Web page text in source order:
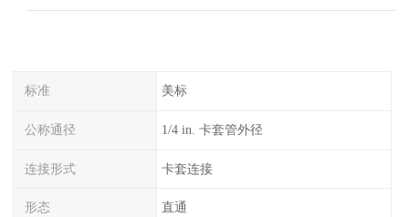
标准 美标
公称通径 1/4 in. 卡套管外径
连接形式 卡套连接
形态 直通